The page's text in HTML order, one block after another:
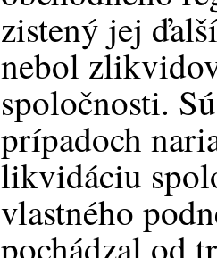
zistený jej
nebol
spoločnosti.
prípadoch
likvidáciu
vlastného
pochádzal od